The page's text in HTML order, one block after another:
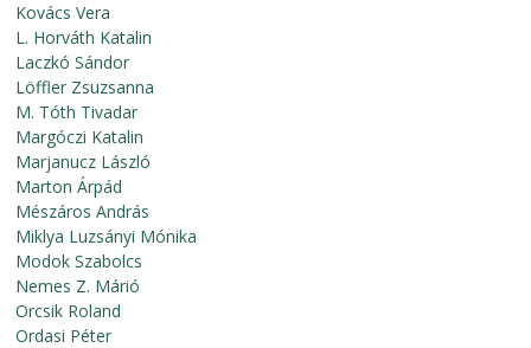
Kovács Vera
L. Horváth Katalin
Laczkó Sándor
Löffler Zsuzsanna
M. Tóth Tivadar
Margóczi Katalin
Marjanucz László
Marton Árpád
Mészáros András
Miklya Luzsányi Mónika
Modok Szabolcs
Nemes Z. Márió
Orcsik Roland
Ordasi Péter